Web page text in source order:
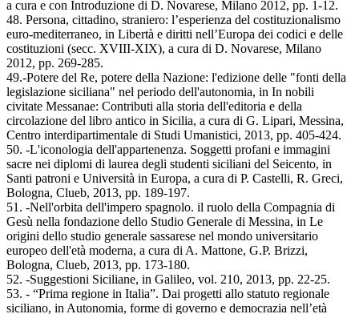
a cura e con Introduzione di D. Novarese, Milano 2012, pp. 1-12.
48. Persona, cittadino, straniero: l’esperienza del costituzionalismo
euro-mediterraneo, in Libertà e diritti nell’Europa dei codici e delle
costituzioni (secc. XVIII-XIX), a cura di D. Novarese, Milano
2012, pp. 269-285.
49.-Potere del Re, potere della Nazione: l'edizione delle "fonti della
legislazione siciliana" nel periodo dell'autonomia, in In nobili
civitate Messanae: Contributi alla storia dell'editoria e della
circolazione del libro antico in Sicilia, a cura di G. Lipari, Messina,
Centro interdipartimentale di Studi Umanistici, 2013, pp. 405-424.
50. -L'iconologia dell'appartenenza. Soggetti profani e immagini
sacre nei diplomi di laurea degli studenti siciliani del Seicento, in
Santi patroni e Università in Europa, a cura di P. Castelli, R. Greci,
Bologna, Clueb, 2013, pp. 189-197.
51. -Nell'orbita dell'impero spagnolo. il ruolo della Compagnia di
Gesù nella fondazione dello Studio Generale di Messina, in Le
origini dello studio generale sassarese nel mondo universitario
europeo dell'età moderna, a cura di A. Mattone, G.P. Brizzi,
Bologna, Clueb, 2013, pp. 173-180.
52. -Suggestioni Siciliane, in Galileo, vol. 210, 2013, pp. 22-25.
53. - “Prima regione in Italia”. Dai progetti allo statuto regionale
siciliano, in Autonomia, forme di governo e democrazia nell’età